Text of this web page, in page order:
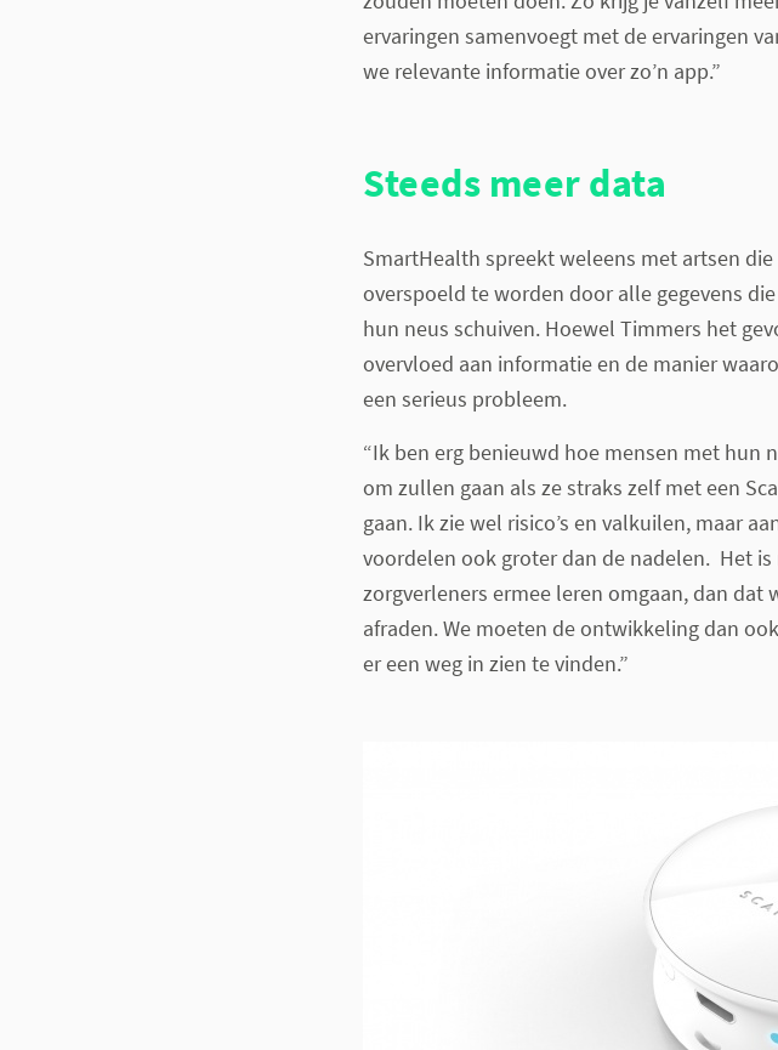
ervaringen samenvoegt met de ervaringen
we relevante informatie over zo’n app.”
Steeds meer data
SmartHealth spreekt weleens met artsen
overspoeld te worden door alle gegevens
hun neus schuiven. Hoewel Timmers het
overvloed aan informatie en de manier
een serieus probleem.
“Ik ben erg benieuwd hoe mensen met hun
om zullen gaan als ze straks zelf met een
gaan. Ik zie wel risico’s en valkuilen, maar
voordelen ook groter dan de nadelen. Het is
zorgverleners ermee leren omgaan, dan dat
afraden. We moeten de ontwikkeling dan
er een weg in zien te vinden.”